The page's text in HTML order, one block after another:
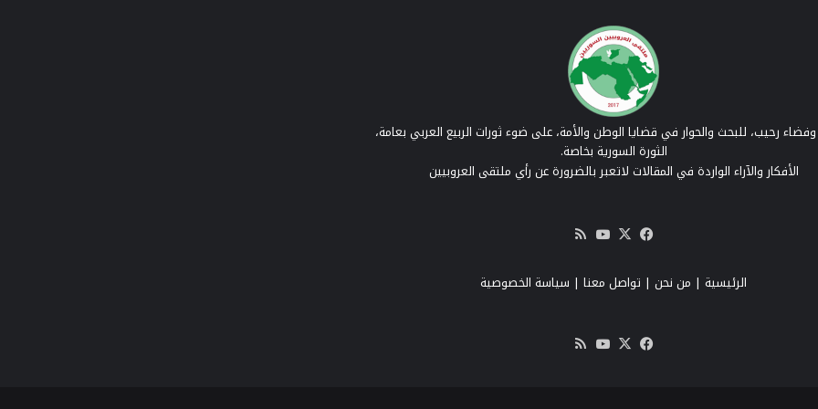
رحيب، للبحث والحوار في قضايا الوطن والأمة، على ضوء ثورات الربيع العربي بعامة،
الثورة السورية بخاصة.
الأفكار والآراء الواردة في المقالات لاتعبر بالضرورة عن رأي ملتقى العروبيين
فيسبوك
‫X
‫YouTube
RSS
الرئيسية | من نحن | تواصل معنا | سياسة الخصوصية
فيسبوك
‫X
‫YouTube